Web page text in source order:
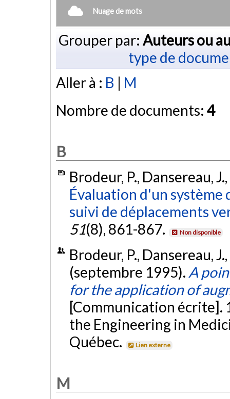
Nuage de mots
Grouper par: Auteurs ou
type de
Aller à : B | M
Nombre de documents: 4
B
Brodeur, P., Dansereau,
Évaluation d'un système
suivi de déplacements
51(8), 861-867. Non disponible
Brodeur, P., Dansereau,
(septembre 1995). A
for the application of
[Communication
the Engineering in
Québec.
Lien externe
M